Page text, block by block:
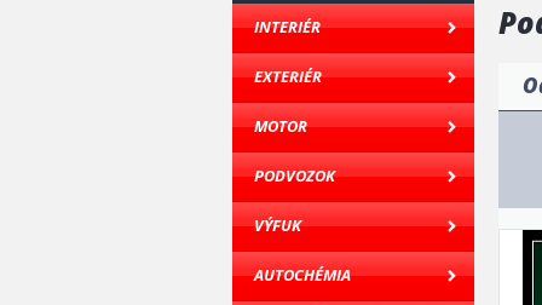
INTERIÉR
EXTERIÉR
MOTOR
PODVOZOK
VÝFUK
AUTOCHÉMIA